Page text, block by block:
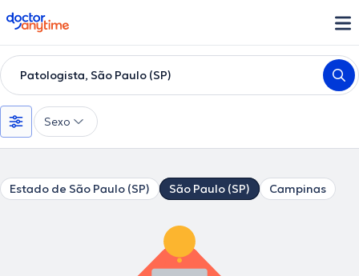
doctoranytime
Patologista, São Paulo (SP)
Sexo
Estado de São Paulo (SP) São Paulo (SP) Campinas